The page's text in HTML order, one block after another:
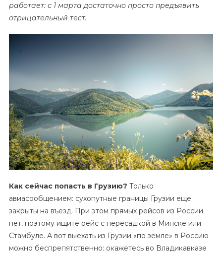
работает: с 1 марта достаточно просто предъявить
отрицательный тест.
Как сейчас попасть в Грузию? Только
авиасообщением: сухопутные границы Грузии еще
закрыты на въезд. При этом прямых рейсов из России
нет, поэтому ищите рейс с пересадкой в Минске или
Стамбуле. А вот выехать из Грузии «по земле» в Россию
можно беспрепятственно: окажетесь во Владикавказе